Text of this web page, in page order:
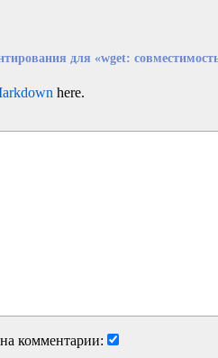
для «wget:
here.
комментарии: